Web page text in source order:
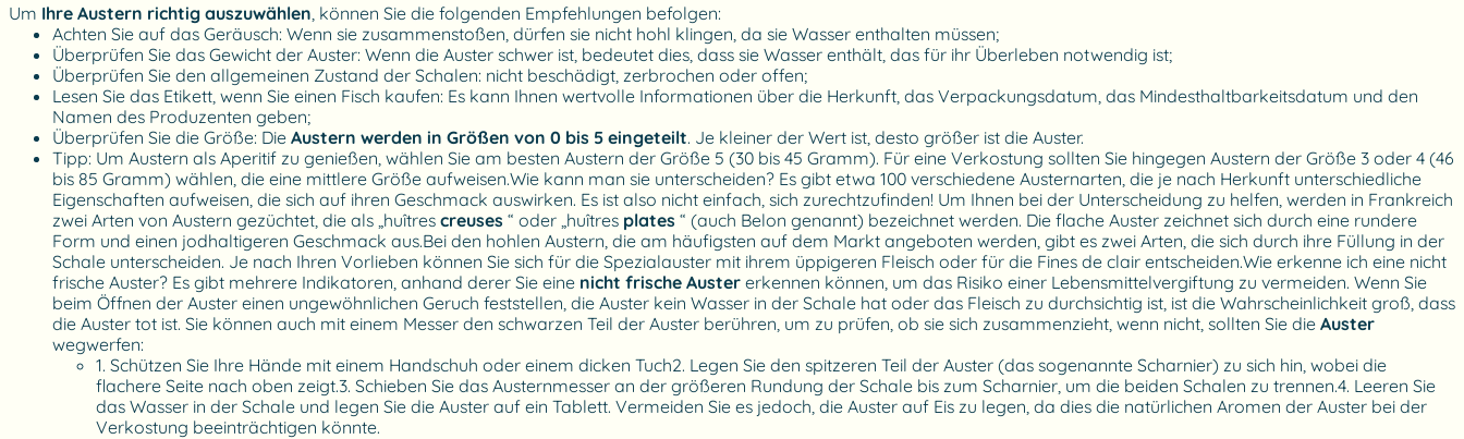
Um Ihre Austern richtig auszuwählen , können Sie die folgenden Empfehlungen befolgen:
Achten Sie auf das Geräusch: Wenn sie zusammenstoßen, dürfen sie nicht hohl klingen, da sie Wasser enthalten müssen;
Überprüfen Sie das Gewicht der Auster: Wenn die Auster schwer ist, bedeutet dies, dass sie Wasser enthält, das für ihr Überleben notwendig ist;
Überprüfen Sie den allgemeinen Zustand der Schalen: nicht beschädigt, zerbrochen oder offen;
Lesen Sie das Etikett, wenn Sie einen Fisch kaufen: Es kann Ihnen wertvolle Informationen über die Herkunft, das Verpackungsdatum, das Mindesthaltbarkeitsdatum und den
Namen des Produzenten geben;
Überprüfen Sie die Größe: Die Austern werden in Größen von 0 bis 5 eingeteilt. Je kleiner der Wert ist, desto größer ist die Auster.
Tipp: Um Austern als Aperitif zu genießen, wählen Sie am besten Austern der Größe 5 (30 bis 45 Gramm). Für eine Verkostung sollten Sie hingegen Austern der Größe 3 oder 4 (46
bis 85 Gramm) wählen, die eine mittlere Größe aufweisen.Wie kann man sie unterscheiden? Es gibt etwa 100 verschiedene Austernarten, die je nach Herkunft unterschiedliche
Eigenschaften aufweisen, die sich auf ihren Geschmack auswirken. Es ist also nicht einfach, sich zurechtzufinden! Um Ihnen bei der Unterscheidung zu helfen, werden in Frankreich
zwei Arten von Austern gezüchtet, die als „huîtres creuses “ oder „huîtres plates “ (auch Belon genannt) bezeichnet werden. Die flache Auster zeichnet sich durch eine rundere
Form und einen jodhaltigeren Geschmack aus.Bei den hohlen Austern, die am häufigsten auf dem Markt angeboten werden, gibt es zwei Arten, die sich durch ihre Füllung in der
Schale unterscheiden. Je nach Ihren Vorlieben können Sie sich für die Spezialauster mit ihrem üppigeren Fleisch oder für die Fines de clair entscheiden.Wie erkenne ich eine nicht
frische Auster? Es gibt mehrere Indikatoren, anhand derer Sie eine nicht frische Auster erkennen können, um das Risiko einer Lebensmittelvergiftung zu vermeiden. Wenn Sie
beim Öffnen der Auster einen ungewöhnlichen Geruch feststellen, die Auster kein Wasser in der Schale hat oder das Fleisch zu durchsichtig ist, ist die Wahrscheinlichkeit groß, dass
die Auster tot ist. Sie können auch mit einem Messer den schwarzen Teil der Auster berühren, um zu prüfen, ob sie sich zusammenzieht, wenn nicht, sollten Sie die Auster
wegwerfen:
1. Schützen Sie Ihre Hände mit einem Handschuh oder einem dicken Tuch2. Legen Sie den spitzeren Teil der Auster (das sogenannte Scharnier) zu sich hin, wobei die
flachere Seite nach oben zeigt.3. Schieben Sie das Austernmesser an der größeren Rundung der Schale bis zum Scharnier, um die beiden Schalen zu trennen.4. Leeren Sie
das Wasser in der Schale und legen Sie die Auster auf ein Tablett. Vermeiden Sie es jedoch, die Auster auf Eis zu legen, da dies die natürlichen Aromen der Auster bei der
Verkostung beeinträchtigen könnte.